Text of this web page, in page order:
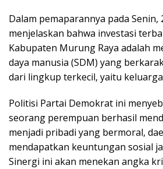
Dalam pemaparannya pada Senin,
menjelaskan bahwa investasi
Kabupaten Murung Raya adalah
daya manusia (SDM) yang
dari lingkup terkecil, yaitu
Politisi Partai Demokrat ini
seorang perempuan berhasil
menjadi pribadi yang bermoral,
mendapatkan keuntungan sosial
Sinergi ini akan menekan angka